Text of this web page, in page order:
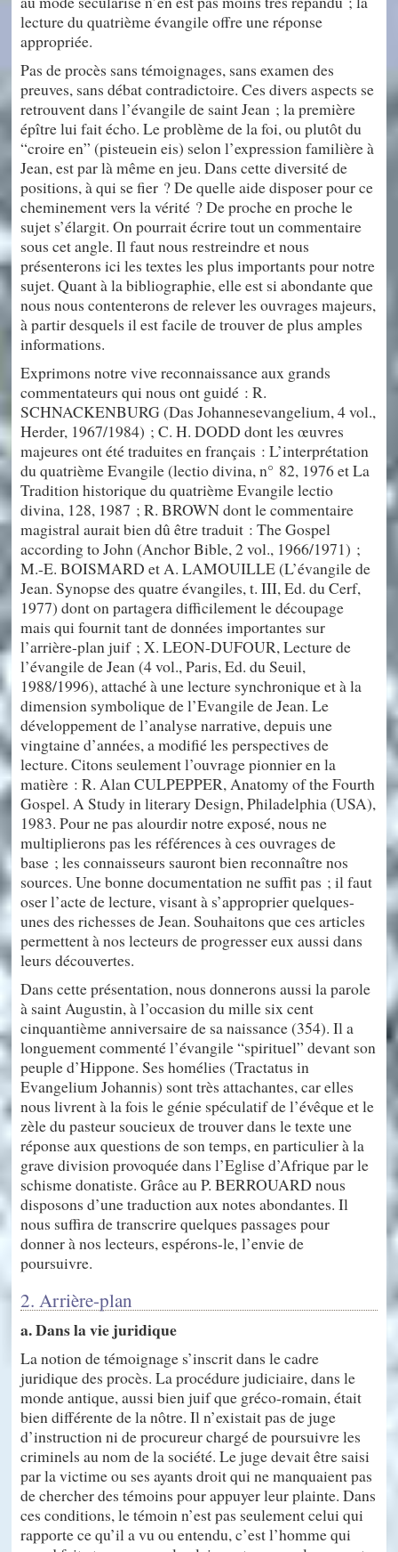
lecture du quatrième évangile offre une réponse
appropriée.
Pas de procès sans témoignages, sans examen des
preuves, sans débat contradictoire. Ces divers aspects se
retrouvent dans l’évangile de saint Jean ; la première
épître lui fait écho. Le problème de la foi, ou plutôt du
“croire en” (pisteuein eis) selon l’expression familière à
Jean, est par là même en jeu. Dans cette diversité de
positions, à qui se fier ? De quelle aide disposer pour ce
cheminement vers la vérité ? De proche en proche le
sujet s’élargit. On pourrait écrire tout un commentaire
sous cet angle. Il faut nous restreindre et nous
présenterons ici les textes les plus importants pour notre
sujet. Quant à la bibliographie, elle est si abondante que
nous nous contenterons de relever les ouvrages majeurs,
à partir desquels il est facile de trouver de plus amples
informations.
Exprimons notre vive reconnaissance aux grands
commentateurs qui nous ont guidé : R.
SCHNACKENBURG (Das Johannesevangelium, 4 vol.,
Herder, 1967/1984) ; C. H. DODD dont les œuvres
majeures ont été traduites en français : L’interprétation
du quatrième Evangile (lectio divina, n° 82, 1976 et La
Tradition historique du quatrième Evangile lectio
divina, 128, 1987 ; R. BROWN dont le commentaire
magistral aurait bien dû être traduit : The Gospel
according to John (Anchor Bible, 2 vol., 1966/1971) ;
M.-E. BOISMARD et A. LAMOUILLE (L’évangile de
Jean. Synopse des quatre évangiles, t. III, Ed. du Cerf,
1977) dont on partagera difficilement le découpage
mais qui fournit tant de données importantes sur
l’arrière-plan juif ; X. LEON-DUFOUR, Lecture de
l’évangile de Jean (4 vol., Paris, Ed. du Seuil,
1988/1996), attaché à une lecture synchronique et à la
dimension symbolique de l’Evangile de Jean. Le
développement de l’analyse narrative, depuis une
vingtaine d’années, a modifié les perspectives de
lecture. Citons seulement l’ouvrage pionnier en la
matière : R. Alan CULPEPPER, Anatomy of the Fourth
Gospel. A Study in literary Design, Philadelphia (USA),
1983. Pour ne pas alourdir notre exposé, nous ne
multiplierons pas les références à ces ouvrages de
base ; les connaisseurs sauront bien reconnaître nos
sources. Une bonne documentation ne suffit pas ; il faut
oser l’acte de lecture, visant à s’approprier quelques-
unes des richesses de Jean. Souhaitons que ces articles
permettent à nos lecteurs de progresser eux aussi dans
leurs découvertes.
Dans cette présentation, nous donnerons aussi la parole
à saint Augustin, à l’occasion du mille six cent
cinquantième anniversaire de sa naissance (354). Il a
longuement commenté l’évangile “spirituel” devant son
peuple d’Hippone. Ses homélies (Tractatus in
Evangelium Johannis) sont très attachantes, car elles
nous livrent à la fois le génie spéculatif de l’évêque et le
zèle du pasteur soucieux de trouver dans le texte une
réponse aux questions de son temps, en particulier à la
grave division provoquée dans l’Eglise d’Afrique par le
schisme donatiste. Grâce au P. BERROUARD nous
disposons d’une traduction aux notes abondantes. Il
nous suffira de transcrire quelques passages pour
donner à nos lecteurs, espérons-le, l’envie de
poursuivre.
2. Arrière-plan
a. Dans la vie juridique
La notion de témoignage s’inscrit dans le cadre
juridique des procès. La procédure judiciaire, dans le
monde antique, aussi bien juif que gréco-romain, était
bien différente de la nôtre. Il n’existait pas de juge
d’instruction ni de procureur chargé de poursuivre les
criminels au nom de la société. Le juge devait être saisi
par la victime ou ses ayants droit qui ne manquaient pas
de chercher des témoins pour appuyer leur plainte. Dans
ces conditions, le témoin n’est pas seulement celui qui
rapporte ce qu’il a vu ou entendu, c’est l’homme qui